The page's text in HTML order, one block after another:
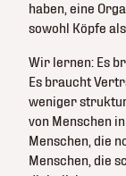
haben, eine
sowohl Köpfe
Wir lernen: Es
Es braucht
weniger
von Menschen
Menschen, die
Menschen, die